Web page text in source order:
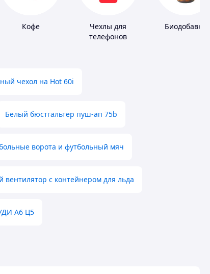
Кофе
Чехлы для
телефонов
Биодобавки
чехол на Hot 60i
Белый бюстгальтер пуш-ап 75b
ворота и футбольный мяч
вентилятор с контейнером для льда
А6 Ц5